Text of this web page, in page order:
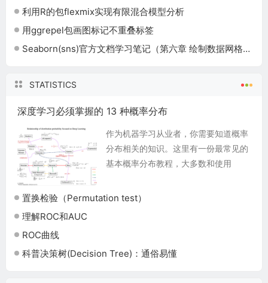
利用R的包flexmix实现有限混合模型分析
用ggrepel包画图标记不重叠标签
Seaborn(sns)官方文档学习笔记（第六章 绘制数据网格）
STATISTICS
深度学习必须掌握的 13 种概率分布
作为机器学习从业者，你需要知道概率
分布相关的知识。这里有一份最常见的
基本概率分布教程，大多数和使用
分布概述 共轭意味着它有共轭分布的关
置换检验（Permutation test）
理解ROC和AUC
ROC曲线
科普决策树(Decision Tree)：通俗易懂